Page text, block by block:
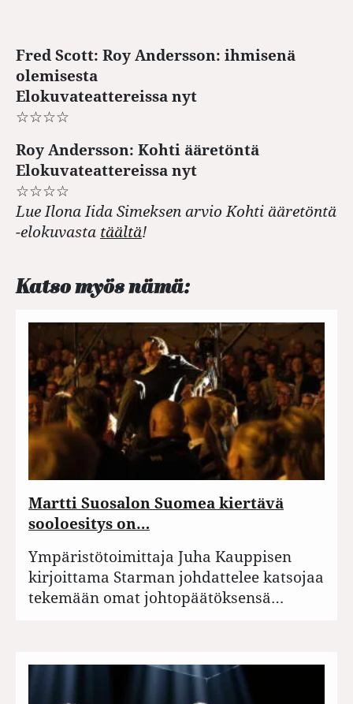
Fred Scott: Roy Andersson: ihmisenä
olemisesta
Elokuvateattereissa nyt
☆☆☆☆
Roy Andersson: Kohti ääretöntä
Elokuvateattereissa nyt
☆☆☆☆
Lue Ilona Iida Simeksen arvio Kohti ääretöntä
-elokuvasta täältä!
Katso myös nämä:
Martti Suosalon Suomea kiertävä
sooloesitys on…
Ympäristötoimittaja Juha Kauppisen
kirjoittama Starman johdattelee katsojaa
tekemään omat johtopäätöksensä…